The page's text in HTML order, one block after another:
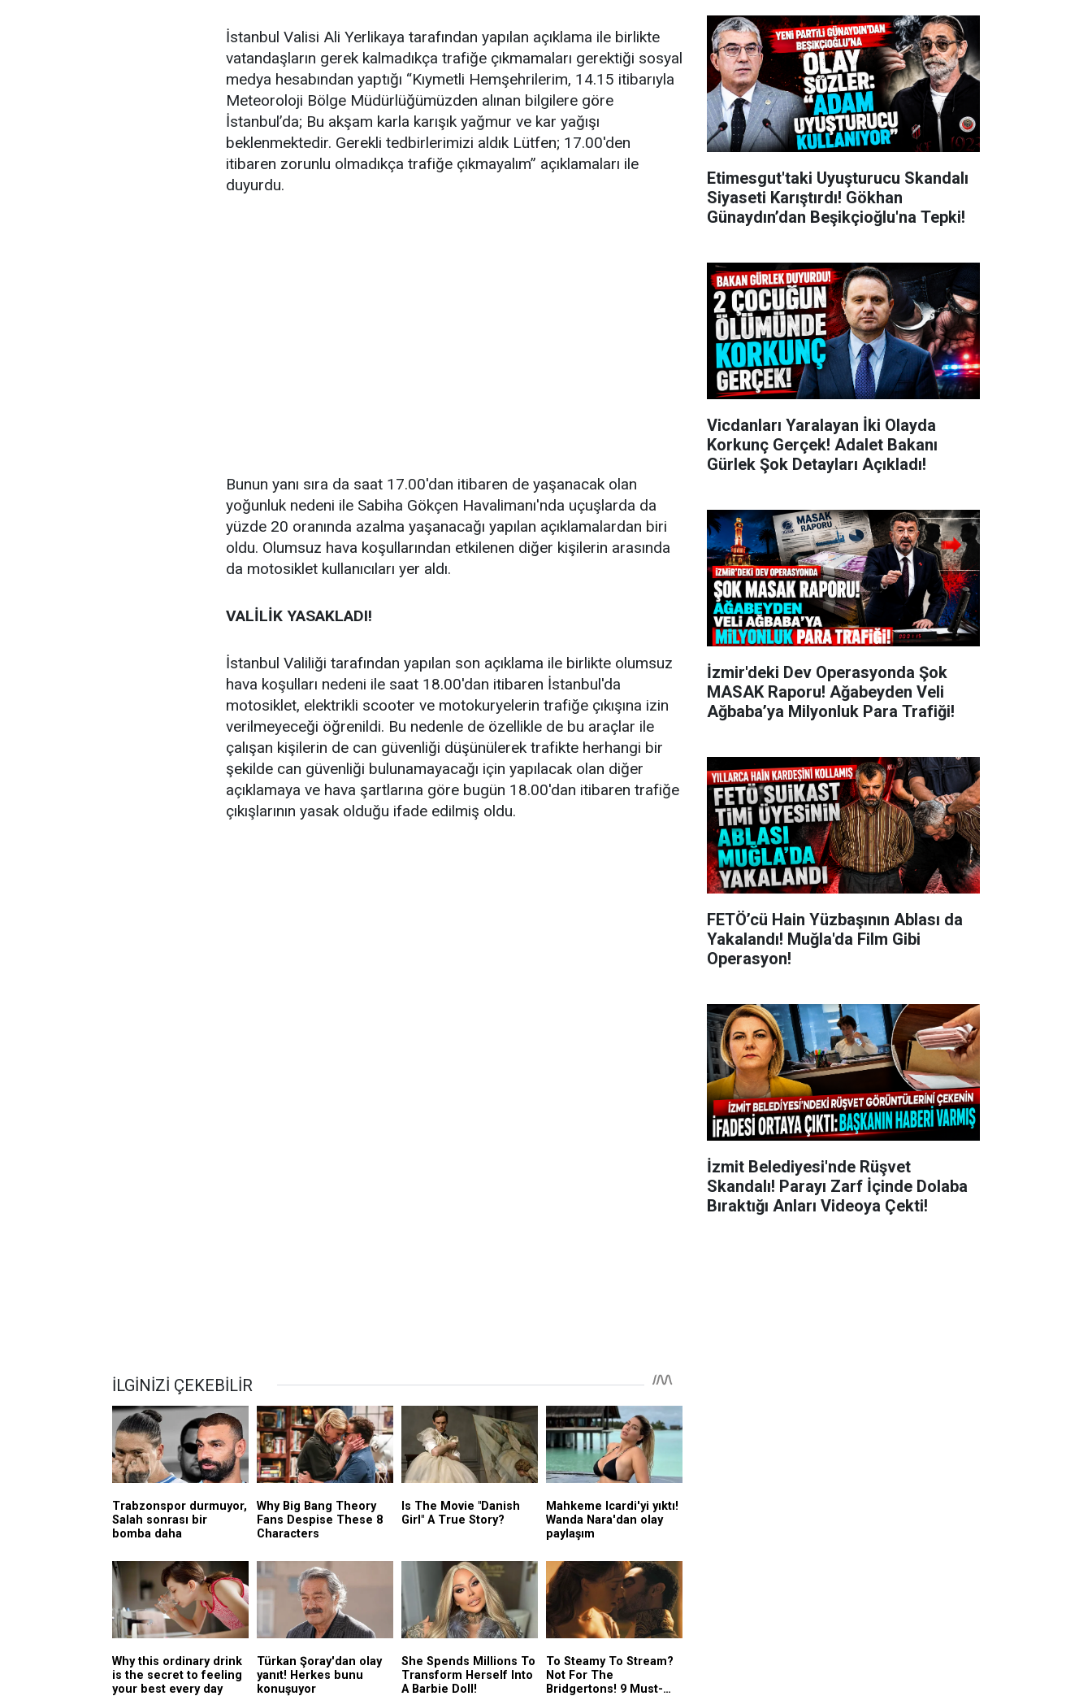
İstanbul Valisi Ali Yerlikaya tarafından yapılan açıklama ile birlikte
vatandaşların gerek kalmadıkça trafiğe çıkmamaları gerektiği sosyal
medya hesabından yaptığı “Kıymetli Hemşehrilerim, 14.15 itibarıyla
Meteoroloji Bölge Müdürlüğümüzden alınan bilgilere göre
İstanbul’da; Bu akşam karla karışık yağmur ve kar yağışı
beklenmektedir. Gerekli tedbirlerimizi aldık Lütfen; 17.00'den
itibaren zorunlu olmadıkça trafiğe çıkmayalım” açıklamaları ile
duyurdu.
Bunun yanı sıra da saat 17.00'dan itibaren de yaşanacak olan
yoğunluk nedeni ile Sabiha Gökçen Havalimanı'nda uçuşlarda da
yüzde 20 oranında azalma yaşanacağı yapılan açıklamalardan biri
oldu. Olumsuz hava koşullarından etkilenen diğer kişilerin arasında
da motosiklet kullanıcıları yer aldı.
VALİLİK YASAKLADI!
İstanbul Valiliği tarafından yapılan son açıklama ile birlikte olumsuz
hava koşulları nedeni ile saat 18.00'dan itibaren İstanbul'da
motosiklet, elektrikli scooter ve motokuryelerin trafiğe çıkışına izin
verilmeyeceği öğrenildi. Bu nedenle de özellikle de bu araçlar ile
çalışan kişilerin de can güvenliği düşünülerek trafikte herhangi bir
şekilde can güvenliği bulunamayacağı için yapılacak olan diğer
açıklamaya ve hava şartlarına göre bugün 18.00'dan itibaren trafiğe
çıkışlarının yasak olduğu ifade edilmiş oldu.
Etimesgut'taki Uyuşturucu Skandalı
Siyaseti Karıştırdı! Gökhan
Günaydın’dan Beşikçioğlu'na Tepki!
Vicdanları Yaralayan İki Olayda
Korkunç Gerçek! Adalet Bakanı
Gürlek Şok Detayları Açıkladı!
İzmir'deki Dev Operasyonda Şok
MASAK Raporu! Ağabeyden Veli
Ağbaba’ya Milyonluk Para Trafiği!
FETÖ’cü Hain Yüzbaşının Ablası da
Yakalandı! Muğla'da Film Gibi
Operasyon!
İzmit Belediyesi'nde Rüşvet
Skandalı! Parayı Zarf İçinde Dolaba
Bıraktığı Anları Videoya Çekti!